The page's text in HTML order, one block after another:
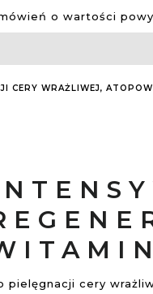
o wartości
CERY WRAŻLIWEJ,
pielęgnacji cery